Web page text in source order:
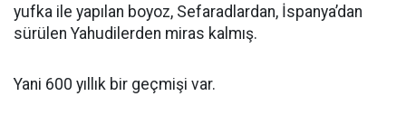
yufka ile yapılan boyoz, Sefaradlardan, İspanya’dan
sürülen Yahudilerden miras kalmış.
Yani 600 yıllık bir geçmişi var.